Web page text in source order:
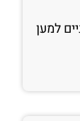
למען